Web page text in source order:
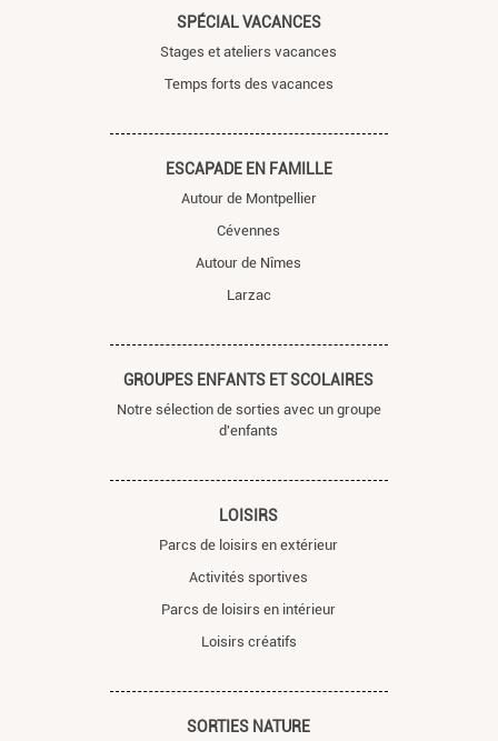
SPÉCIAL VACANCES
Stages et ateliers vacances
Temps forts des vacances
ESCAPADE EN FAMILLE
Autour de Montpellier
Cévennes
Autour de Nîmes
Larzac
GROUPES ENFANTS ET SCOLAIRES
Notre sélection de sorties avec un groupe
d'enfants
LOISIRS
Parcs de loisirs en extérieur
Activités sportives
Parcs de loisirs en intérieur
Loisirs créatifs
SORTIES NATURE